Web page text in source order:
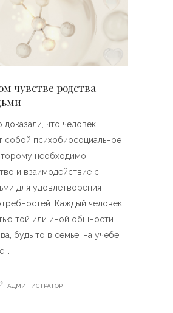
чувстве родства
доказали, что человек
собой психобиосоциальное
необходимо
и взаимодействие с
для удовлетворения
Каждый человек
той или иной общности
будь то в семье, на учёбе
АДМИНИСТРАТОР